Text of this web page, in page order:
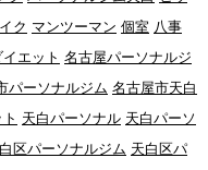
ク マンツーマン 個室 八事
エット 名古屋パーソナルジ
パーソナルジム 名古屋市天白
天白パーソナル 天白パーソ
区パーソナルジム 天白区パ